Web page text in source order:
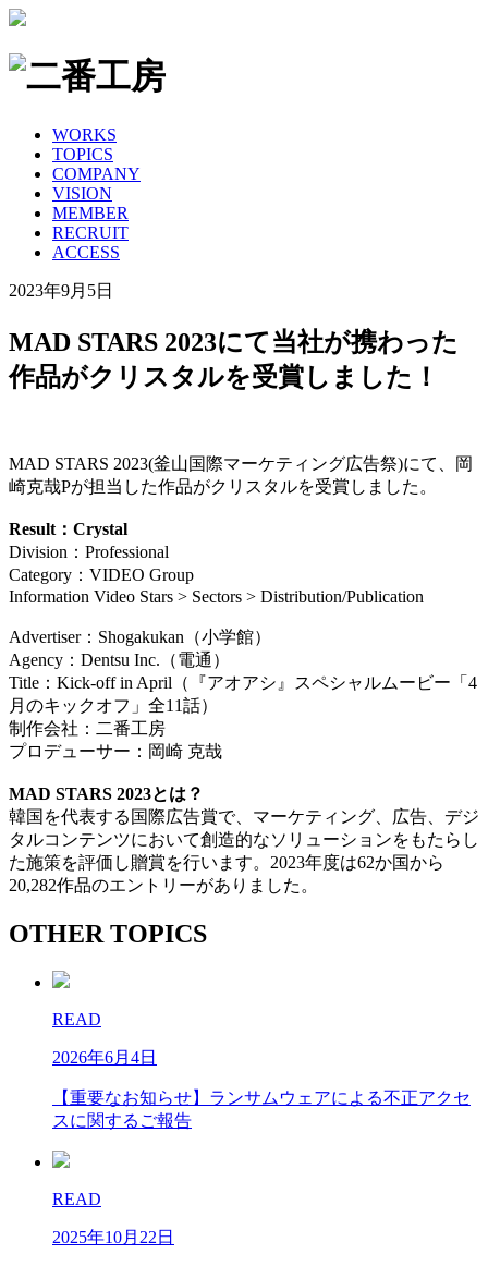
WORKS
TOPICS
COMPANY
VISION
MEMBER
RECRUIT
ACCESS
2023年9月5日
MAD STARS 2023にて当社が携わった
作品がクリスタルを受賞しました！
MAD STARS 2023(釜山国際マーケティング広告祭)にて、岡
崎克哉Pが担当した作品がクリスタルを受賞しました。
Result：Crystal
Division：Professional
Category：VIDEO Group
Information Video Stars > Sectors > Distribution/Publication
Advertiser：Shogakukan（小学館）
Agency：Dentsu Inc.（電通）
Title：Kick-off in April（『アオアシ』スペシャルムービー「4
月のキックオフ」全11話）
制作会社：二番工房
プロデューサー：岡崎 克哉
MAD STARS 2023とは？
韓国を代表する国際広告賞で、マーケティング、広告、デジ
タルコンテンツにおいて創造的なソリューションをもたらし
た施策を評価し贈賞を行います。2023年度は62か国から
20,282作品のエントリーがありました。
OTHER TOPICS
READ
2026年6月4日
【重要なお知らせ】ランサムウェアによる不正アクセ
スに関するご報告
READ
2025年10月22日